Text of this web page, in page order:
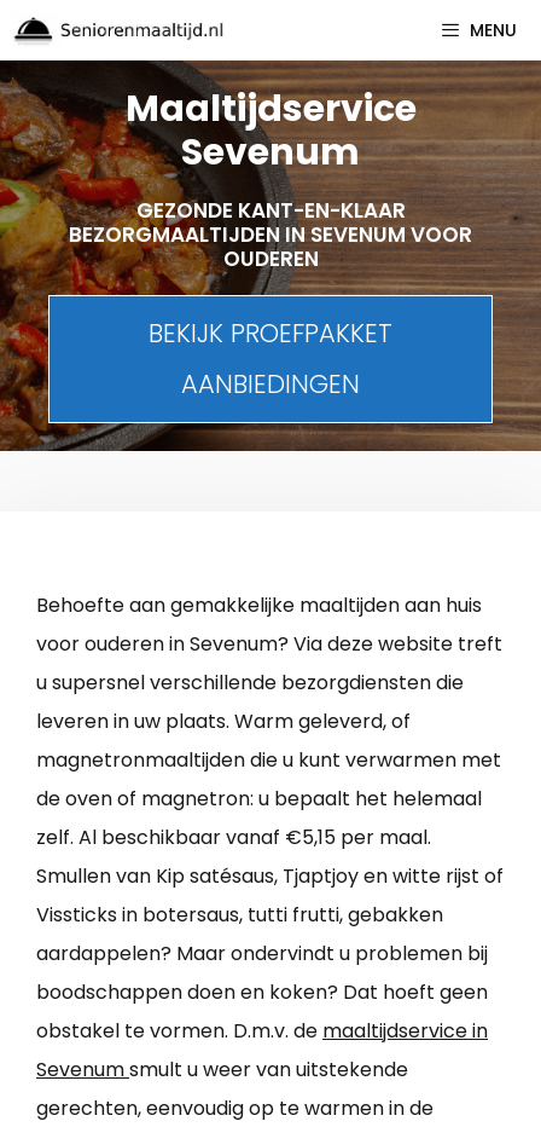
Spring
naar
inhoud
MENU
Maaltijdservice
Sevenum
GEZONDE KANT-EN-KLAAR
BEZORGMAALTIJDEN IN SEVENUM VOOR
OUDEREN
BEKIJK PROEFPAKKET
AANBIEDINGEN
Behoefte aan gemakkelijke maaltijden aan huis
voor ouderen in Sevenum? Via deze website treft
u supersnel verschillende bezorgdiensten die
leveren in uw plaats. Warm geleverd, of
magnetronmaaltijden die u kunt verwarmen met
de oven of magnetron: u bepaalt het helemaal
zelf. Al beschikbaar vanaf €5,15 per maal.
Smullen van Kip satésaus, Tjaptjoy en witte rijst of
Vissticks in botersaus, tutti frutti, gebakken
aardappelen? Maar ondervindt u problemen bij
boodschappen doen en koken? Dat hoeft geen
obstakel te vormen. D.m.v. de maaltijdservice in
Sevenumsmult u weer van uitstekende
gerechten, eenvoudig op te warmen in de